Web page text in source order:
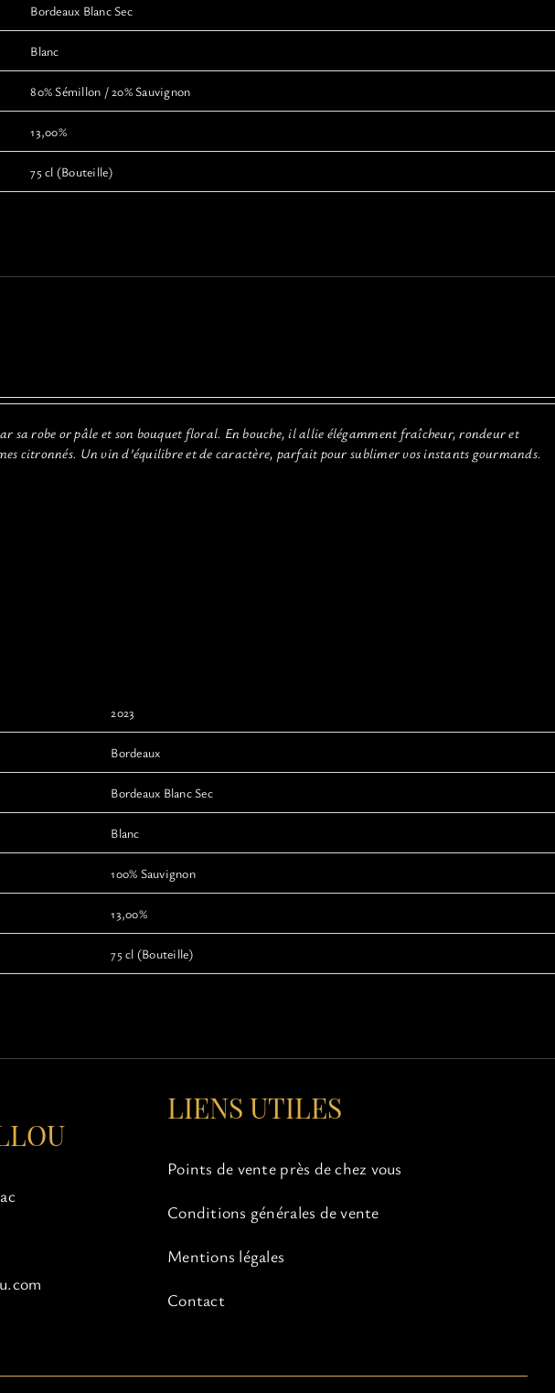
Bordeaux Blanc Sec
Blanc
80% Sémillon / 20% Sauvignon
13,00%
75 cl (Bouteille)
sa robe or pâle et son bouquet floral. En bouche, il allie élégamment fraîcheur, rondeur et
citronnés. Un vin d’équilibre et de caractère, parfait pour sublimer vos instants gourmands.
2023
Bordeaux
Bordeaux Blanc Sec
Blanc
100% Sauvignon
13,00%
75 cl (Bouteille)
LIENS UTILES
Points de vente près de chez vous
Conditions générales de vente
Mentions légales
Contact